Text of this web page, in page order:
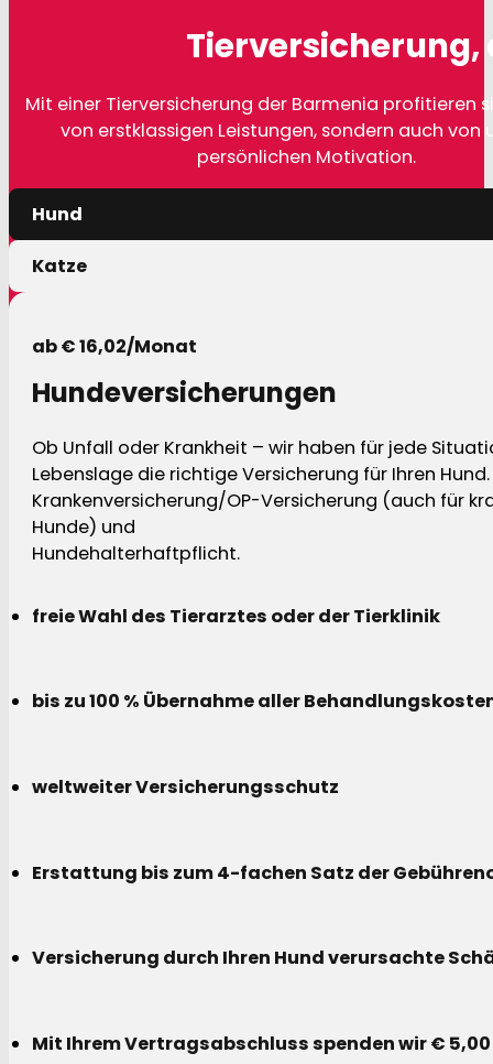
Tierversicherung,
Mit einer Tierversicherung der Barmenia profitieren
von erstklassigen Leistungen, sondern auch von
persönlichen Motivation.
Hund
Katze
ab € 16,02/Monat
Hundeversicherungen
Ob Unfall oder Krankheit – wir haben für jede
Lebenslage die richtige Versicherung für Ihren Hund.
Krankenversicherung/OP-Versicherung (auch für
Hunde) und
Hundehalterhaftpflicht.
freie Wahl des Tierarztes oder der Tierklinik
bis zu 100 % Übernahme aller
weltweiter Versicherungsschutz
Erstattung bis zum 4-fachen Satz der
Versicherung durch Ihren Hund verursachte
Mit Ihrem Vertragsabschluss spenden wir €